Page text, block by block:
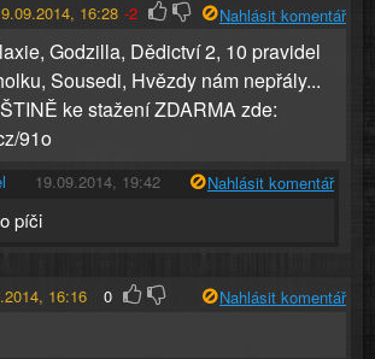
16:28 -2 Nahlásit komentář
Godzilla, Dědictví 2, 10 pravidel
Sousedi, Hvězdy nám nepřály...
ke stažení ZDARMA zde:
91o
19.09.2014, 19:42 Nahlásit komentář
píči
16:16 0 Nahlásit komentář